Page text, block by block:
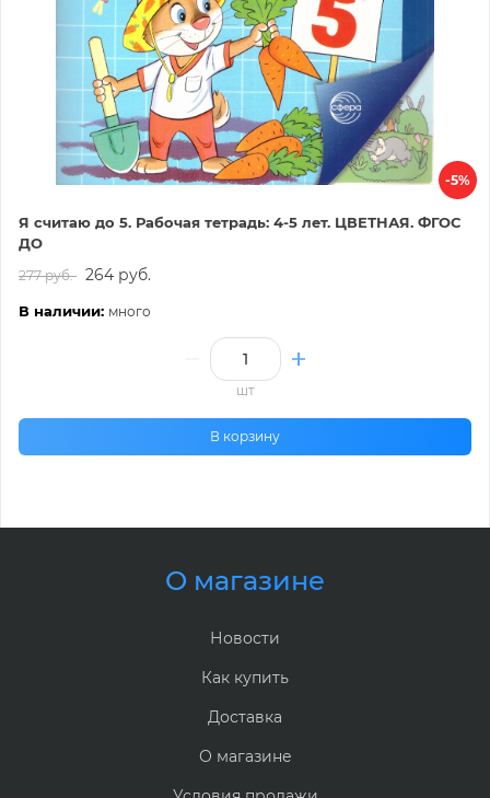
-5%
Я считаю до 5. Рабочая тетрадь: 4-5 лет. ЦВЕТНАЯ. ФГОС
ДО
277 руб. 264 руб.
В наличии: много
шт
В корзину
О магазине
Новости
Как купить
Доставка
О магазине